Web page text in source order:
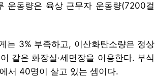
운동량은 육상 근무자 운동량(7200걸
는 3% 부족하고, 이산화탄소량은 정상
같은 화장실·세면장을 이용한다. 부식
서 40명이 살고 있는 셈이다.